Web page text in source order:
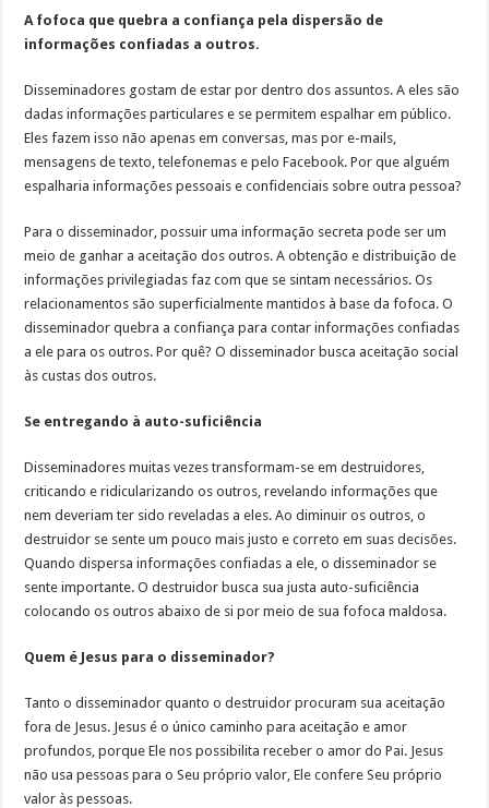
A fofoca que quebra a confiança pela dispersão de
informações confiadas a outros.
Disseminadores gostam de estar por dentro dos assuntos. A eles são
dadas informações particulares e se permitem espalhar em público.
Eles fazem isso não apenas em conversas, mas por e-mails,
mensagens de texto, telefonemas e pelo Facebook. Por que alguém
espalharia informações pessoais e confidenciais sobre outra pessoa?
Para o disseminador, possuir uma informação secreta pode ser um
meio de ganhar a aceitação dos outros. A obtenção e distribuição de
informações privilegiadas faz com que se sintam necessários. Os
relacionamentos são superficialmente mantidos à base da fofoca. O
disseminador quebra a confiança para contar informações confiadas
a ele para os outros. Por quê? O disseminador busca aceitação social
às custas dos outros.
Se entregando à auto-suficiência
Disseminadores muitas vezes transformam-se em destruidores,
criticando e ridicularizando os outros, revelando informações que
nem deveriam ter sido reveladas a eles. Ao diminuir os outros, o
destruidor se sente um pouco mais justo e correto em suas decisões.
Quando dispersa informações confiadas a ele, o disseminador se
sente importante. O destruidor busca sua justa auto-suficiência
colocando os outros abaixo de si por meio de sua fofoca maldosa.
Quem é Jesus para o disseminador?
Tanto o disseminador quanto o destruidor procuram sua aceitação
fora de Jesus. Jesus é o único caminho para aceitação e amor
profundos, porque Ele nos possibilita receber o amor do Pai. Jesus
não usa pessoas para o Seu próprio valor, Ele confere Seu próprio
valor às pessoas.